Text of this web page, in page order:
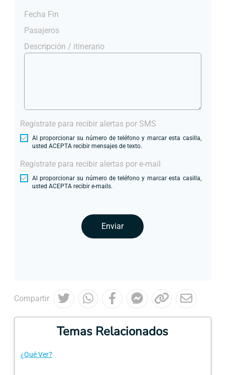
Fecha Fin
Pasajeros
Descripción / itinerario
Regístrate para recibir alertas por SMS
Al proporcionar su número de teléfono y marcar esta casilla,
usted ACEPTA recibir mensajes de texto.
Regístrate para recibir alertas por e-mail
Al proporcionar su número de teléfono y marcar esta casilla,
usted ACEPTA recibir e-mails.
Enviar
Compartir
Temas Relacionados
¿Qué Ver?